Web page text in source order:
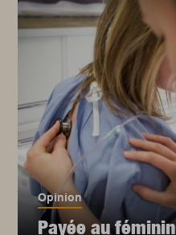
Opinion
Payée au féminin